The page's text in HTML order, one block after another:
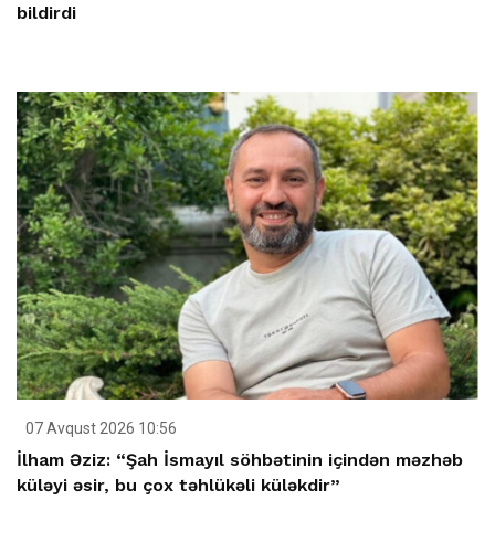
bildirdi
07 Avqust 2026 10:56
İlham Əziz: “Şah İsmayıl söhbətinin içindən məzhəb
küləyi əsir, bu çox təhlükəli küləkdir”